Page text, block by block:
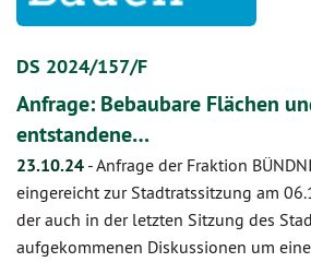
DS 2024/157/F
Anfrage: Bebaubare Flächen
entstandene…
23.10.24 -Anfrage der Fraktion
eingereicht zur Stadtratssitzung am
der auch in der letzten Sitzung des
aufgekommenen Diskussionen um